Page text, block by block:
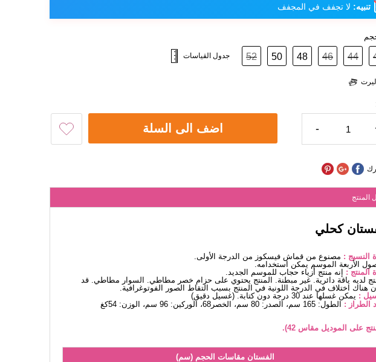
تنبيه: لا تجفف في المجفف
44
46
48
50
52 جدول القياسات
- اضف الى السلة
المنتج
كحلي
النسيج : مصنوع من قماش فيسكوز من الدرجة الأولى.
الأربعة الموسم يمكن استخدامه.
المنتج : إنه منتج أزياء حجاب للموسم الجديد.
لديه ياقة دائرية. غير مبطنة. المنتج يحتوي على حزام خصر مطاطي. السوار مطاطي. قد
هناك اختلاف في الدرجة اللونية في المنتج بسبب التقاط الصور الفوتوغرافية.
: يمكن غسلها عند 30 درجة دون كتابة. (غسيل دقيق)
الطراز : الطول: 165 سم، الصدر: 80 سم، الخصر68، الوركين: 96 سم، الوزن: 54كغ
على الموديل مقاس 42).
الفستان مقاسات الحجم (سم)